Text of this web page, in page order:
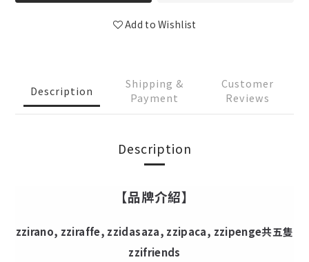
Add to Wishlist
Description
Shipping &
Payment
Customer
Reviews
Description
【品牌介紹】
zzirano, zziraffe, zzidasaza, zzipaca, zzipenge共五隻
zzifriends